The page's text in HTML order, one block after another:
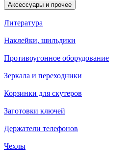
Аксессуары и прочее
Литература
Наклейки, шильдики
Противоугонное оборудование
Зеркала и переходники
Корзинки для скутеров
Заготовки ключей
Держатели телефонов
Чехлы